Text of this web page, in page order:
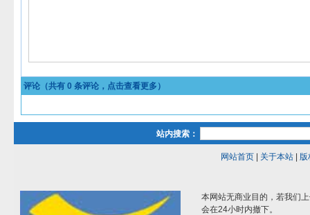
评论（共有 0 条评论，点击查看更多）
站内搜索：
网站首页| 关于本站| 版
本网站无商业目的，若我们
会在24小时内撤下。